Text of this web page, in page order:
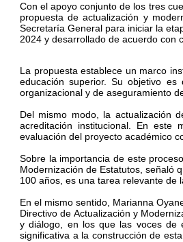
Con el apoyo conjunto de los tres
propuesta de actualización y
Secretaría General para iniciar la
2024 y desarrollado de acuerdo con
La propuesta establece un marco
educación superior. Su objetivo
organizacional y de aseguramiento
Del mismo modo, la actualización
acreditación institucional. En este
evaluación del proyecto académico
Sobre la importancia de este
Modernización de Estatutos, señaló
100 años, es una tarea relevante de
En el mismo sentido, Marianna
Directivo de Actualización y
y diálogo, en los que las voces de
significativa a la construcción de